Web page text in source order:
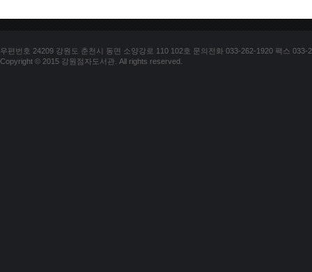
우편번호 24209 강원도 춘천시 동면 소양강로 110 102호 문의전화 033-262-1920 팩스 033-
Copyright © 2015 강원점자도서관. All rights reserved.